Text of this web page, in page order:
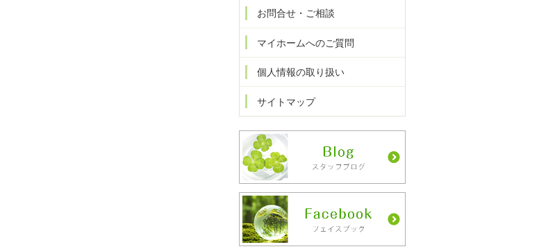
お問合せ・ご相談
マイホームへのご質問
個人情報の取り扱い
サイトマップ